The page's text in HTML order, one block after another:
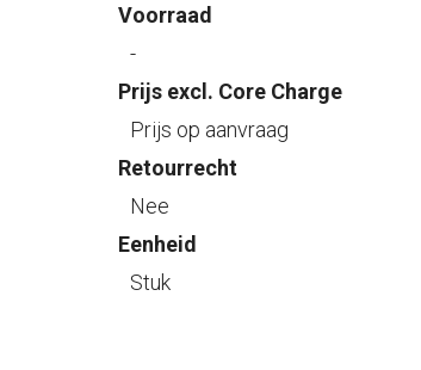
Voorraad
-
Prijs excl. Core Charge
Prijs op aanvraag
Retourrecht
Nee
Eenheid
Stuk